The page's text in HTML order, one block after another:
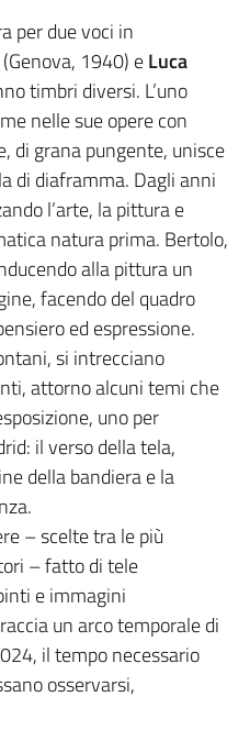
per due voci in
(Genova, 1940) eLuca
timbri diversi. L’uno
nelle sue opere con
di grana pungente, unisce
di diaframma. Dagli anni
l’arte, la pittura e
natura prima. Bertolo,
alla pittura un
facendo del quadro
ed espressione.
si intrecciano
attorno alcuni temi che
uno per
il verso della tela,
della bandiera e la
– scelte tra le più
– fatto di tele
e immagini
un arco temporale di
il tempo necessario
osservarsi,